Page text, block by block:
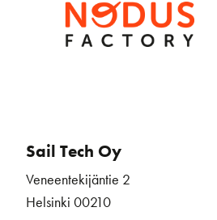
Sail Tech Oy
Veneentekijäntie 2
Helsinki 00210